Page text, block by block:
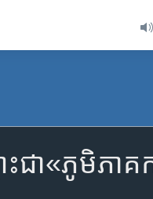
ះ​ជា«ភូមិភា